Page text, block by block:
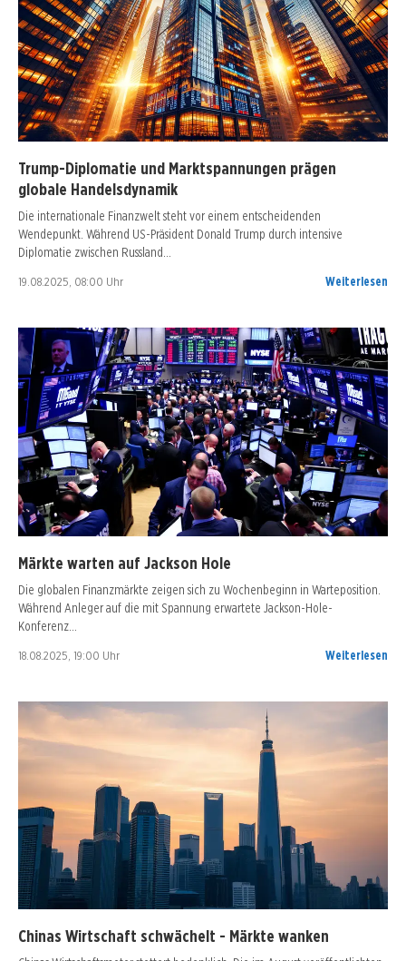
Trump-Diplomatie und Marktspannungen prägen
globale Handelsdynamik
Die internationale Finanzwelt steht vor einem entscheidenden
Wendepunkt. Während US-Präsident Donald Trump durch intensive
Diplomatie zwischen Russland…
19.08.2025, 08:00 Uhr Weiterlesen
Märkte warten auf Jackson Hole
Die globalen Finanzmärkte zeigen sich zu Wochenbeginn in Warteposition.
Während Anleger auf die mit Spannung erwartete Jackson-Hole-
Konferenz…
18.08.2025, 19:00 Uhr Weiterlesen
Chinas Wirtschaft schwächelt - Märkte wanken